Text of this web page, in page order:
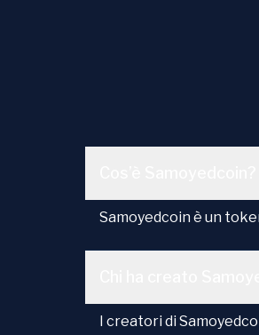
Samoyedcoin è un
I creatori di